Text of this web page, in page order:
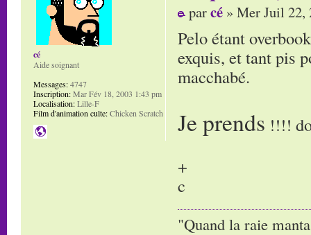
parcé » Mer Juil 22,
Pelo étant
exquis, et tant pis
macchabé.
Je prends !!!!
+
c
"Quand la raie
cé
Aide soignant
Messages:4747
Inscription:Mar Fév 18, 2003 1:43 pm
Localisation:Lille-F
Film d'animation culte:Chicken Scratch